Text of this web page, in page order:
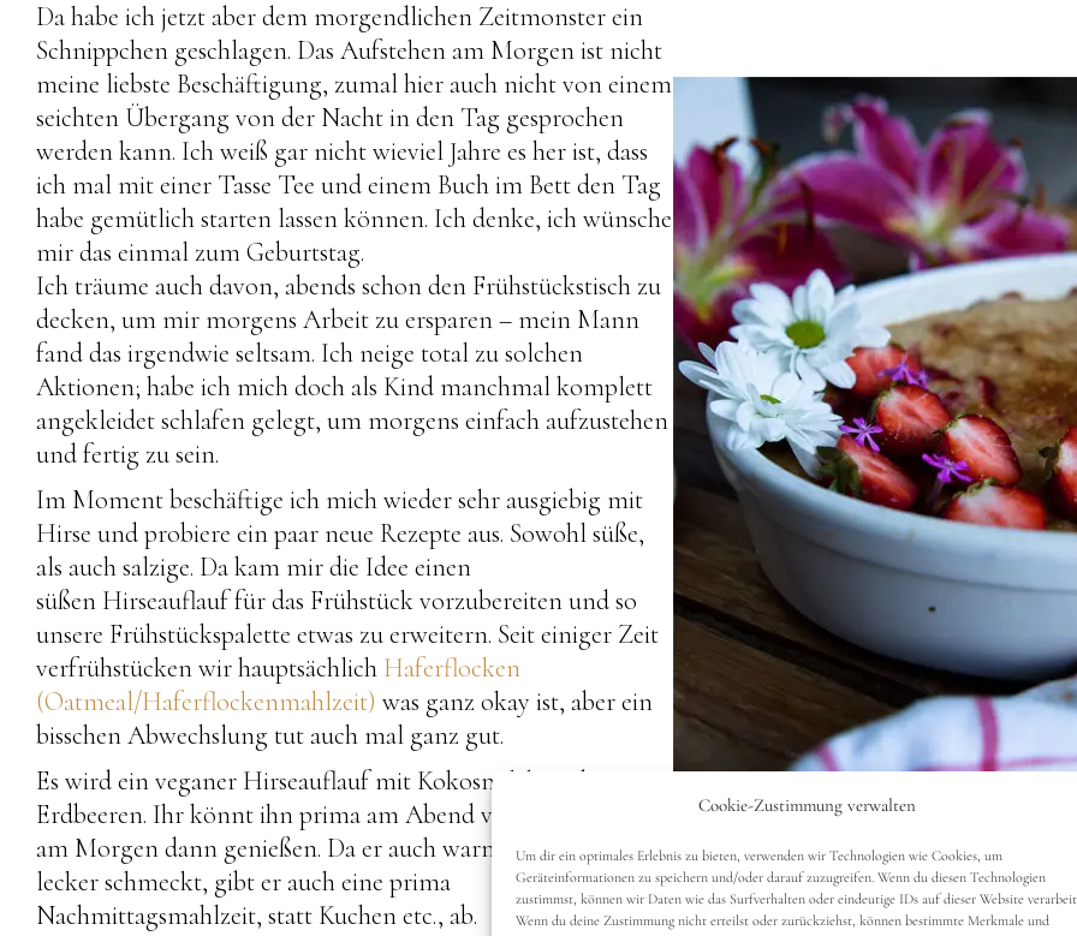
Cookie-Zustimmung verwalten
Um dir ein optimales Erlebnis zu bieten, verwenden wir Technologien wie Cookies, um
Geräteinformationen zu speichern und/oder darauf zuzugreifen. Wenn du diesen Technologien
zustimmst, können wir Daten wie das Surfverhalten oder eindeutige IDs auf dieser Website
Wenn du deine Zustimmung nicht erteilst oder zurückziehst, können bestimmte Merkmale und
Da habe ich jetzt aber dem morgendlichen Zeitmonster ein
Schnippchen geschlagen. Das Aufstehen am Morgen ist nicht
meine liebste Beschäftigung, zumal hier auch nicht von einem
seichten Übergang von der Nacht in den Tag gesprochen
werden kann. Ich weiß gar nicht wieviel Jahre es her ist, dass
ich mal mit einer Tasse Tee und einem Buch im Bett den Tag
habe gemütlich starten lassen können. Ich denke, ich wünsche
mir das einmal zum Geburtstag.
Ich träume auch davon, abends schon den Frühstückstisch zu
decken, um mir morgens Arbeit zu ersparen – mein Mann
fand das irgendwie seltsam. Ich neige total zu solchen
Aktionen; habe ich mich doch als Kind manchmal komplett
angekleidet schlafen gelegt, um morgens einfach aufzustehen
und fertig zu sein.
Im Moment beschäftige ich mich wieder sehr ausgiebig mit
Hirse und probiere ein paar neue Rezepte aus. Sowohl süße,
als auch salzige. Da kam mir die Idee einen
süßen Hirseauflauf für das Frühstück vorzubereiten und so
unsere Frühstückspalette etwas zu erweitern. Seit einiger Zeit
verfrühstücken wir hauptsächlich Haferflocken
(Oatmeal/Haferflockenmahlzeit) was ganz okay ist, aber ein
bisschen Abwechslung tut auch mal ganz gut.
Es wird ein veganer Hirseauflauf mit Kokosmilch und
Erdbeeren. Ihr könnt ihn prima am Abend vorbereiten und
am Morgen dann genießen. Da er auch warm unglaublich
lecker schmeckt, gibt er auch eine prima
Nachmittagsmahlzeit, statt Kuchen etc., ab.